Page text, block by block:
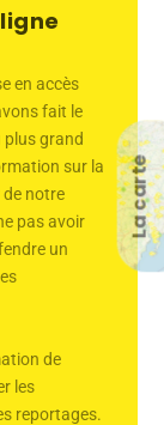
La carte
en accès
fait le
plus grand
sur la
notre
pas avoir
un
de
les
reportages.